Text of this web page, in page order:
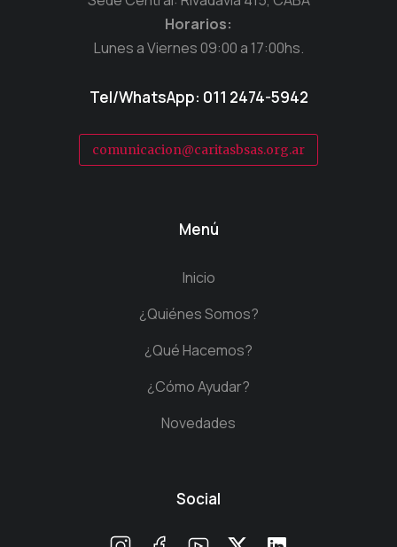
Horarios:
Lunes a Viernes 09:00 a 17:00hs.
Tel/WhatsApp: 011 2474-5942
comunicacion@caritasbsas.org.ar
Menú
Inicio
¿Quiénes Somos?
¿Qué Hacemos?
¿Cómo Ayudar?
Novedades
Social